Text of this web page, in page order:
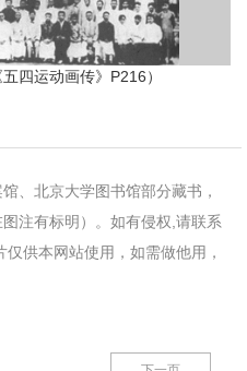
四运动画传》P216）
、北京大学图书馆部分藏书，
注有标明）。如有侵权,请联系
供本网站使用，如需做他用，